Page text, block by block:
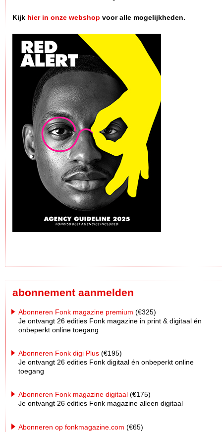
Kijk hier in onze webshop voor alle mogelijkheden.
abonnement aanmelden
Abonneren Fonk magazine premium (€325)
Je ontvangt 26 edities Fonk magazine in print & digitaal én
onbeperkt online toegang
Abonneren Fonk digi Plus (€195)
Je ontvangt 26 edities Fonk digitaal én onbeperkt online
toegang
Abonneren Fonk magazine digitaal (€175)
Je ontvangt 26 edities Fonk magazine alleen digitaal
Abonneren op fonkmagazine.com (€65)